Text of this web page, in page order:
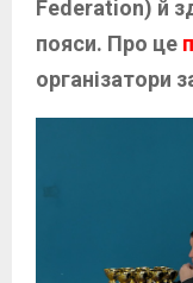
Federation) й
пояси. Про це
організатори